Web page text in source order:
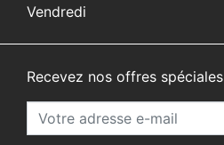
Vendredi
Recevez nos offres spéciales